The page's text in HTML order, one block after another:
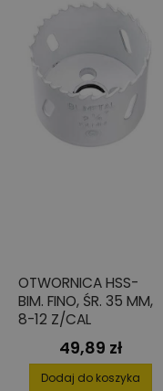
OTWORNICA HSS-
BIM. FINO, ŚR. 35 MM,
8-12 Z/CAL
Cena
49,89 zł
Dodaj do koszyka